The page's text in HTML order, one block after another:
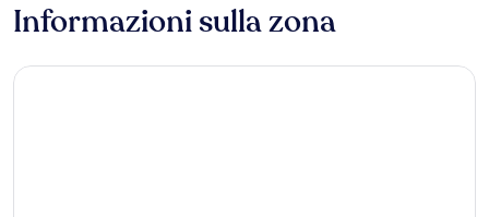
Informazioni sulla zona